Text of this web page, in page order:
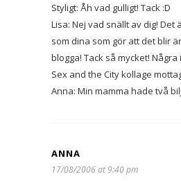
Styligt: Åh vad gulligt! Tack :D
Lisa: Nej vad snällt av dig! Det
som dina som gör att det blir
blogga! Tack så mycket!
Sex and the City kollage
Anna: Min mamma hade två
ANNA
17/08/2006 at 9:40 pm